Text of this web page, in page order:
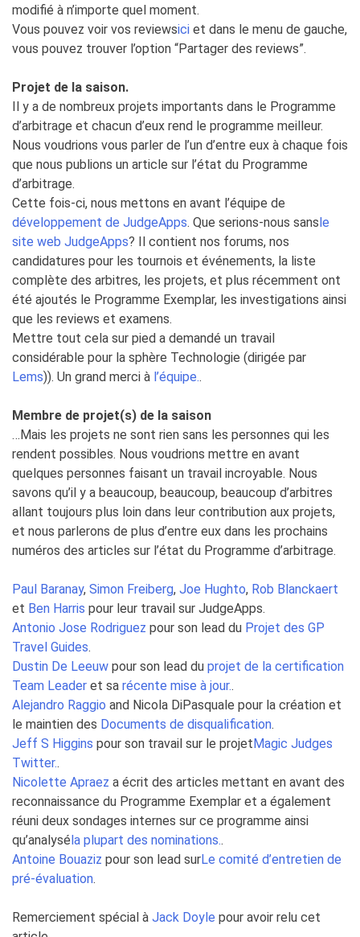
modifié à n’importe quel moment.
Vous pouvez voir vos reviewsici et dans le menu de gauche,
vous pouvez trouver l’option “Partager des reviews”.
Projet de la saison.
Il y a de nombreux projets importants dans le Programme
d’arbitrage et chacun d’eux rend le programme meilleur.
Nous voudrions vous parler de l’un d’entre eux à chaque fois
que nous publions un article sur l’état du Programme
d’arbitrage.
Cette fois-ci, nous mettons en avant l’équipe de
développement de JudgeApps. Que serions-nous sans le
site web JudgeApps? Il contient nos forums, nos
candidatures pour les tournois et événements, la liste
complète des arbitres, les projets, et plus récemment ont
été ajoutés le Programme Exemplar, les investigations ainsi
que les reviews et examens.
Mettre tout cela sur pied a demandé un travail
considérable pour la sphère Technologie (dirigée par
Lems)). Un grand merci à l’équipe..
Membre de projet(s) de la saison
…Mais les projets ne sont rien sans les personnes qui les
rendent possibles. Nous voudrions mettre en avant
quelques personnes faisant un travail incroyable. Nous
savons qu’il y a beaucoup, beaucoup, beaucoup d’arbitres
allant toujours plus loin dans leur contribution aux projets,
et nous parlerons de plus d’entre eux dans les prochains
numéros des articles sur l’état du Programme d’arbitrage.
Paul Baranay, Simon Freiberg, Joe Hughto, Rob Blanckaert
et Ben Harris pour leur travail sur JudgeApps.
Antonio Jose Rodriguez pour son lead du Projet des GP
Travel Guides.
Dustin De Leeuw pour son lead du projet de la certification
Team Leader et sa récente mise à jour..
Alejandro Raggio and Nicola DiPasquale pour la création et
le maintien des Documents de disqualification.
Jeff S Higgins pour son travail sur le projet Magic Judges
Twitter..
Nicolette Apraez a écrit des articles mettant en avant des
reconnaissance du Programme Exemplar et a également
réuni deux sondages internes sur ce programme ainsi
qu’analysé la plupart des nominations..
Antoine Bouaziz pour son lead surLe comité d’entretien de
pré-évaluation.
Remerciement spécial à Jack Doyle pour avoir relu cet